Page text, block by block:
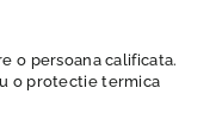
o persoana calificata.
o protectie termica